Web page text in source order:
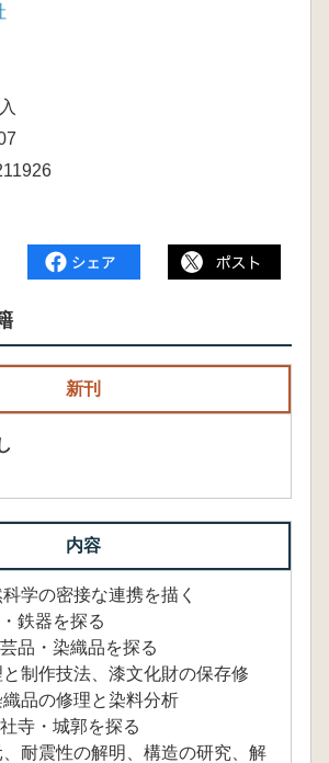
新刊
内容
学の密接な連携を描く
鉄器を探る
品・染織品を探る
制作技法、漆文化財の保存修
品の修理と染料分析
寺・城郭を探る
耐震性の解明、構造の研究、解